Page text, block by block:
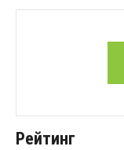
Рейтинг